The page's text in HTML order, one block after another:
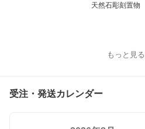
天然石彫刻置物
もっと見る
受注・発送カレンダー